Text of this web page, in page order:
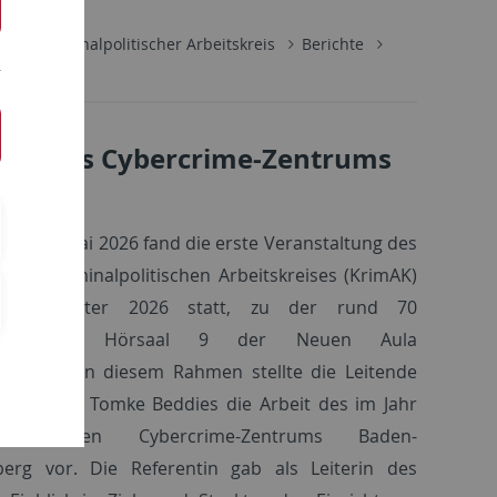
Kriminalpolitischer Arbeitskreis
Berichte
des Cybercrime-Zentrums
des 4. Mai 2026 fand die erste Veranstaltung des
Kriminalpolitischen Arbeitskreises (KrimAK)
2026 statt, zu der rund 70
im Hörsaal 9 der Neuen Aula
In diesem Rahmen stellte die Leitende
Tomke Beddies die Arbeit des im Jahr
Cybercrime-Zentrums Baden-
vor. Die Referentin gab als Leiterin des